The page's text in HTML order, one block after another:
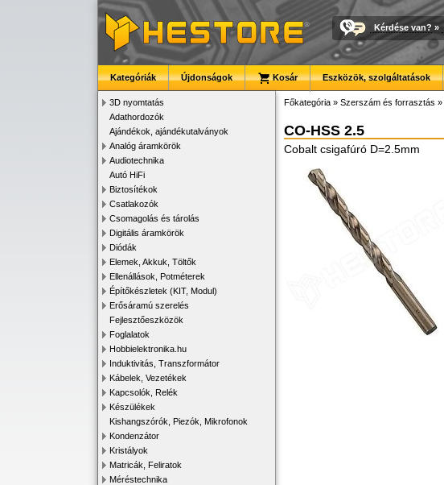
Kérdése van? »
Kategóriák Újdonságok Kosár Eszközök, szolgáltatások
3D nyomtatás
Adathordozók
Ajándékok, ajándékutalványok
Analóg áramkörök
Audiotechnika
Autó HiFi
Biztosítékok
Csatlakozók
Csomagolás és tárolás
Digitális áramkörök
Diódák
Elemek, Akkuk, Töltők
Ellenállások, Potméterek
Építőkészletek (KIT, Modul)
Erősáramú szerelés
Fejlesztőeszközök
Foglalatok
Hobbielektronika.hu
Induktivitás, Transzformátor
Kábelek, Vezetékek
Kapcsolók, Relék
Készülékek
Kishangszórók, Piezók, Mikrofonok
Kondenzátor
Kristályok
Matricák, Feliratok
Méréstechnika
Főkategória » Szerszám és forrasztás »
CO-HSS 2.5
Cobalt csigafúró D=2.5mm